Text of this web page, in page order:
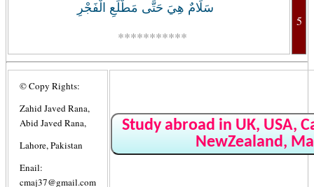
سَلَامٌ هِيَ حَتَّى مَطْلَعِ الْفَجْرِ
***********
5
© Copy Rights:
Zahid Javed Rana,
Abid Javed Rana,
Lahore, Pakistan
Enail:
cmaj37@gmail.com
Study abroad in UK, USA,
NewZealand,